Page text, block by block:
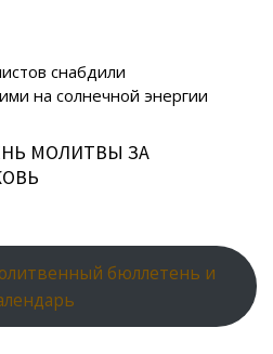
снабдили
на солнечной энергии
МОЛИТВЫ ЗА
бюллетень и